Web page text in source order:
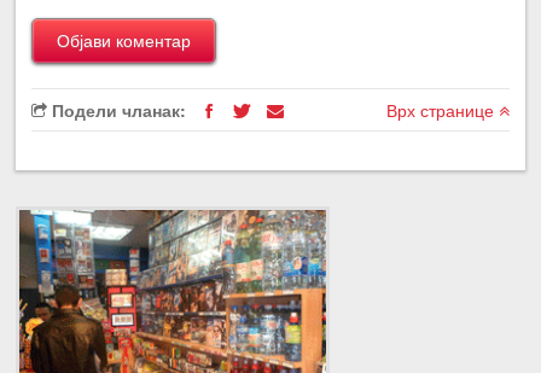
Подели чланак: Врх странице